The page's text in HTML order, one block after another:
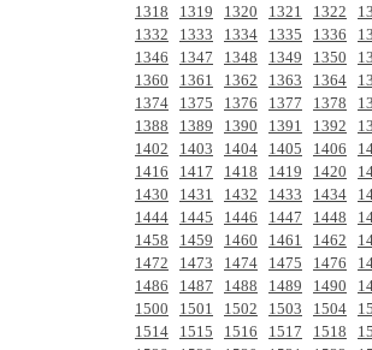
1318
1319 1320 1321 1322
1332
1333 1334 1335 1336
1346
1347 1348 1349 1350
1360
1361 1362 1363 1364
1374
1375 1376 1377 1378
1388
1389 1390 1391 1392
1402
1403 1404 1405 1406
1416
1417 1418 1419 1420
1430
1431 1432 1433 1434
1444
1445 1446 1447 1448
1458
1459 1460 1461 1462
1472
1473 1474 1475 1476
1486
1487 1488 1489 1490
1500
1501 1502 1503 1504
1514
1515 1516 1517 1518